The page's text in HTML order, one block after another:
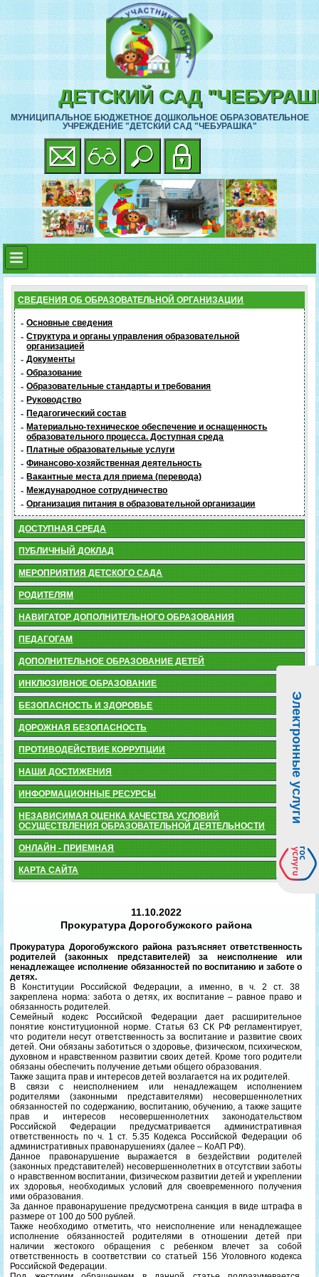
ДЕТСКИЙ САД
МУНИЦИПАЛЬНОЕ БЮДЖЕТНОЕ ДОШКОЛЬНОЕ ОБРАЗОВАТЕЛЬНОЕ
УЧРЕЖДЕНИЕ "ДЕТСКИЙ САД "ЧЕБУРАШКА"
СВЕДЕНИЯ ОБ ОБРАЗОВАТЕЛЬНОЙ ОРГАНИЗАЦИИ
- Основные сведения
- Структура и органы управления образовательной
организацией
- Документы
- Образование
- Образовательные стандарты и требования
- Руководство
- Педагогический состав
- Материально-техническое обеспечение и оснащенность
образовательного процесса. Доступная среда
- Платные образовательные услуги
- Финансово-хозяйственная деятельность
- Вакантные места для приема (перевода)
- Международное сотрудничество
- Организация питания в образовательной организации
ДОСТУПНАЯ СРЕДА
ПУБЛИЧНЫЙ ДОКЛАД
МЕРОПРИЯТИЯ ДЕТСКОГО САДА
РОДИТЕЛЯМ
НАВИГАТОР ДОПОЛНИТЕЛЬНОГО ОБРАЗОВАНИЯ
ПЕДАГОГАМ
ДОПОЛНИТЕЛЬНОЕ ОБРАЗОВАНИЕ ДЕТЕЙ
ИНКЛЮЗИВНОЕ ОБРАЗОВАНИЕ
БЕЗОПАСНОСТЬ И ЗДОРОВЬЕ
ДОРОЖНАЯ БЕЗОПАСНОСТЬ
ПРОТИВОДЕЙСТВИЕ КОРРУПЦИИ
НАШИ ДОСТИЖЕНИЯ
ИНФОРМАЦИОННЫЕ РЕСУРСЫ
НЕЗАВИСИМАЯ ОЦЕНКА КАЧЕСТВА УСЛОВИЙ
ОСУЩЕСТВЛЕНИЯ ОБРАЗОВАТЕЛЬНОЙ ДЕЯТЕЛЬНОСТИ
ОНЛАЙН - ПРИЕМНАЯ
КАРТА САЙТА
11.10.2022
Прокуратура Дорогобужского района
Прокуратура Дорогобужского района разъясняет ответственность
родителей (законных представителей) за неисполнение или
ненадлежащее исполнение обязанностей по воспитанию и заботе о
детях.
В Конституции Российской Федерации, а именно, в ч. 2 ст. 38
закреплена норма: забота о детях, их воспитание – равное право и
обязанность родителей.
Семейный кодекс Российской Федерации дает расширительное
понятие конституционной норме. Статья 63 СК РФ регламентирует,
что родители несут ответственность за воспитание и развитие своих
детей. Они обязаны заботиться о здоровье, физическом, психическом,
духовном и нравственном развитии своих детей. Кроме того родители
обязаны обеспечить получение детьми общего образования.
Также защита прав и интересов детей возлагается на их родителей.
В связи с неисполнением или ненадлежащем исполнением
родителями (законными представителями) несовершеннолетних
обязанностей по содержанию, воспитанию, обучению, а также защите
прав и интересов несовершеннолетних законодательством
Российской Федерации предусматривается административная
ответственность по ч. 1 ст. 5.35 Кодекса Российской Федерации об
административных правонарушениях (далее – КоАП РФ).
Данное правонарушение выражается в бездействии родителей
(законных представителей) несовершеннолетних в отсутствии заботы
о нравственном воспитании, физическом развитии детей и укреплении
их здоровья, необходимых условий для своевременного получения
ими образования.
За данное правонарушение предусмотрена санкция в виде штрафа в
размере от 100 до 500 рублей.
Также необходимо отметить, что неисполнение или ненадлежащее
исполнение обязанностей родителями в отношении детей при
наличии жестокого обращения с ребенком влечет за собой
ответственность в соответствии со статьей 156 Уголовного кодекса
Российской Федерации.
Электронные услуги